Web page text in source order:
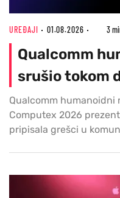
UREĐAJI 01.08.2026 3
Qualcomm
srušio tokom
Qualcomm humanoidni
Computex 2026
pripisala grešci u